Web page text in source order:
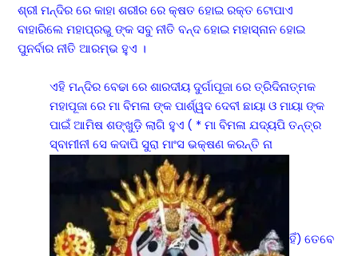
ଶ୍ରୀ ମନ୍ଦିର ରେ କାହା ଶରୀର ରେ କ୍ଷତ ହୋଇ ରକ୍ତ ଟୋପାଏ
ବାହାରିଲେ ମହାପ୍ରଭୁ ଙ୍କ ସବୁ ନୀତି ବନ୍ଦ ହୋଇ ମହାସ୍ନାନ ହୋଇ
ପୁନର୍ବାର ନୀତି ଆରମ୍ଭ ହୁଏ ।
ଏହି ମନ୍ଦିର ବେଢା ରେ ଶାରଦୀୟ ଦୁର୍ଗାପୂଜା ରେ ତ୍ରିଦିନାତ୍ମକ
ମହାପୂଜା ରେ ମା ବିମଳା ଙ୍କ ପାର୍ଶ୍ୱଦ ଦେବୀ ଛାୟା ଓ ମାୟା ଙ୍କ
ପାଇଁ ଆମିଷ ଶଙ୍ଖୁଡ଼ି ଲାଗି ହୁଏ ( * ମା ବିମଳା ଯଦ୍ୟପି ତନ୍ତ୍ର
ସ୍ବାମୀନୀ ସେ କଦାପି ସୁରା ମାଂସ ଭକ୍ଷଣ କରନ୍ତି ନା
ହିଁ) ତେବେ